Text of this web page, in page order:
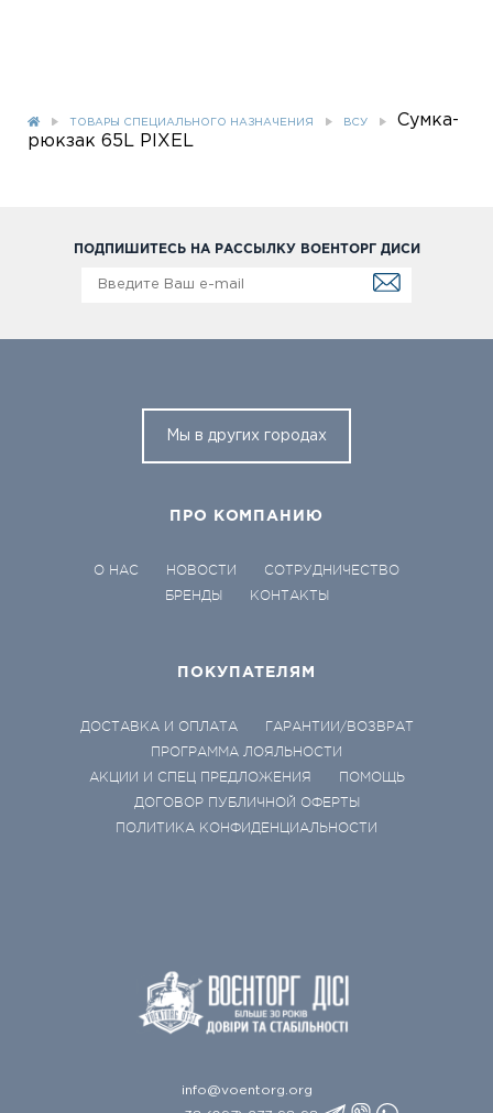
ТОВАРЫ СПЕЦИАЛЬНОГО НАЗНАЧЕНИЯ ВСУ
Сумка-
рюкзак 65L PIXEL
ПОДПИШИТЕСЬ НА РАССЫЛКУ ВОЕНТОРГ ДИСИ
Мы в других городах
ПРО КОМПАНИЮ
О НАС НОВОСТИ
СОТРУДНИЧЕСТВО
БРЕНДЫ
КОНТАКТЫ
ПОКУПАТЕЛЯМ
ДОСТАВКА И ОПЛАТА
ГАРАНТИИ/ВОЗВРАТ
ПРОГРАММА ЛОЯЛЬНОСТИ
АКЦИИ И СПЕЦ ПРЕДЛОЖЕНИЯ
ПОМОЩЬ
ДОГОВОР ПУБЛИЧНОЙ ОФЕРТЫ
ПОЛИТИКА КОНФИДЕНЦИАЛЬНОСТИ
info@voentorg.org